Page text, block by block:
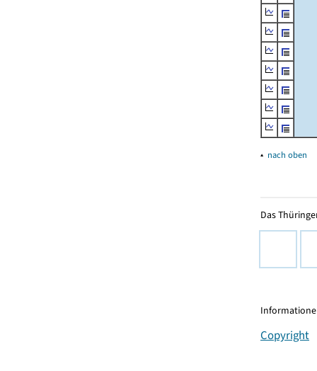
▴ nach oben
Das
Copyright